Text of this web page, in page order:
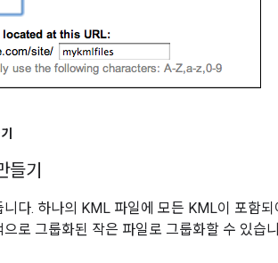
들기
니다. 하나의 KML 파일에 모든 KML이 포함
으로 그룹화된 작은 파일로 그룹화할 수 있습